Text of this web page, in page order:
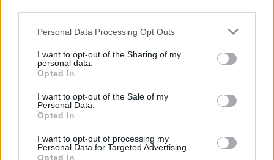
Please note that this website/app uses one or more Google
not limited to your visit or usage behaviour. You may click to
grant or deny consent to Google and its third-party tags to
use your data for below specified purposes in below Google
consent section.
Personal Data Processing Opt Outs
I want to opt-out of the Sharing of my
personal data.
Opted In
I want to opt-out of the Sale of my
Personal Data.
Opted In
I want to opt-out of processing my
Personal Data for Targeted Advertising.
Opted In